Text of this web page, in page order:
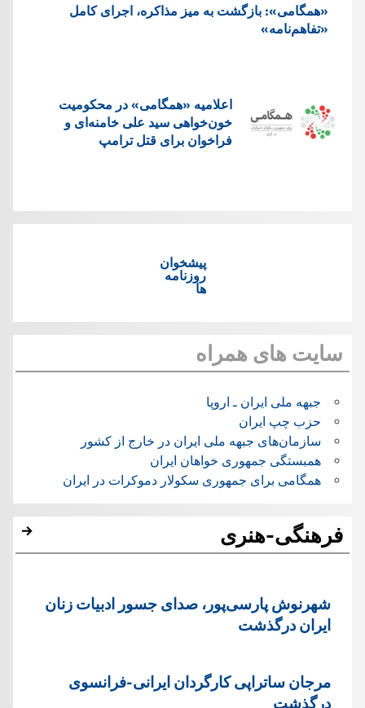
«همگامی»: بازگشت به میز مذاکره، اجرای کامل
«تفاهم‌نامه»
اعلامیه «همگامی» در محکومیت
خون‌خواهی سید علی خامنه‌ای و
فراخوان برای قتل ترامپ
پیشخوان
روزنامه
ها
سایت های همراه
جبهه ملی ایران ـ اروپا
حزب چپ ایران
سازمان‌های جبهه ملی ایران در خارج از کشور
همبستگی جمهوری خواهان ایران
همگامی برای جمهوری سکولار دموکرات در ایران
فرهنگی-هنری
شهرنوش پارسی‌پور، صدای جسور ادبیات زنان
ایران درگذشت
مرجان ساتراپی کارگردان ایرانی-فرانسوی
درگذشت